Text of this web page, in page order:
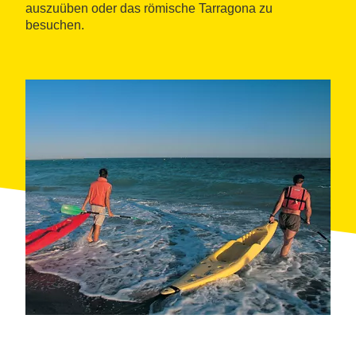
auszuüben oder das römische Tarragona zu
besuchen.